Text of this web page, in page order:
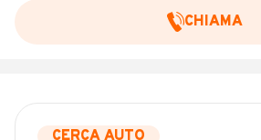
CHIAMA
CERCA AUTO